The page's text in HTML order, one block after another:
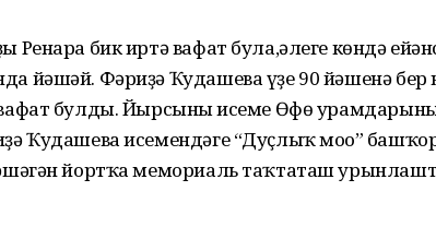
Ренара бик иртә вафат була,әлеге көндә
йәшәй. Фәриҙә Ҡудашева үҙе 90 йәшенә бер
булды. Йырсының исеме Өфө
Ҡудашева исемендәге “Дуҫлыҡ моңо”
йортҡа мемориаль таҡтаташ